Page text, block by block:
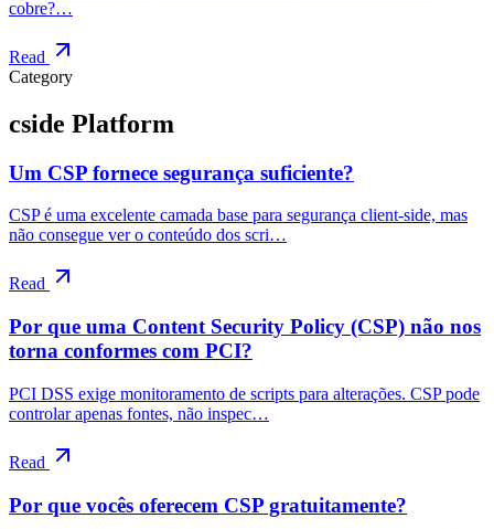
cobre?…
Read
Category
cside Platform
Um CSP fornece segurança suficiente?
CSP é uma excelente camada base para segurança client-side, mas
não consegue ver o conteúdo dos scri…
Read
Por que uma Content Security Policy (CSP) não nos
torna conformes com PCI?
PCI DSS exige monitoramento de scripts para alterações. CSP pode
controlar apenas fontes, não inspec…
Read
Por que vocês oferecem CSP gratuitamente?